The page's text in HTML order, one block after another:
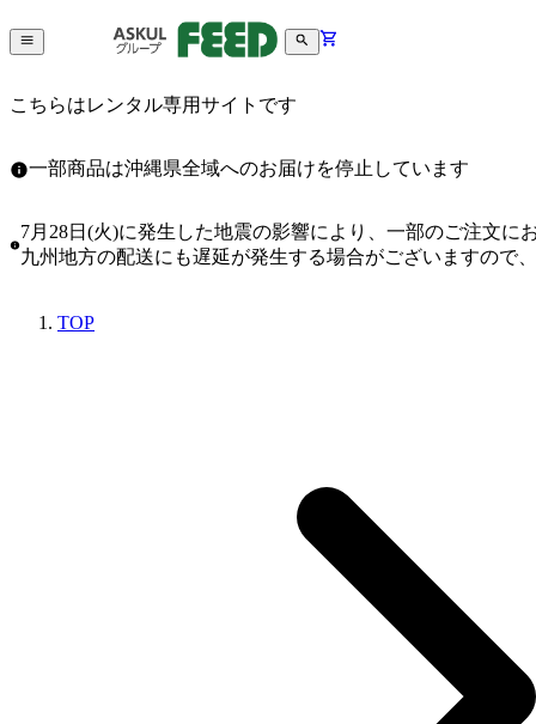
こちらはレンタル専用サイトです
一部商品は沖縄県全域へのお届けを停止しています
7月28日(火)に発生した地震の影響により、一部のご注文
九州地方の配送にも遅延が発生する場合がございますので
TOP